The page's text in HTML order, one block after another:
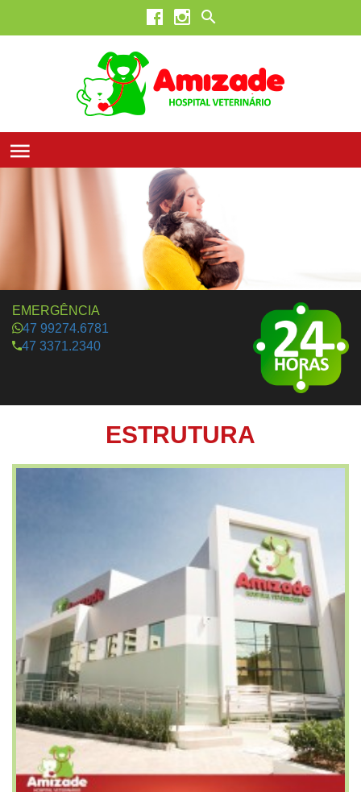
EMERGÊNCIA
47 99274.6781
47 3371.2340
ESTRUTURA